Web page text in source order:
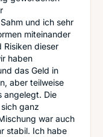
und ich sehr
miteinander
Risiken dieser
haben
das Geld in
aber teilweise
angelegt. Die
ganz
war auch
stabil. Ich habe